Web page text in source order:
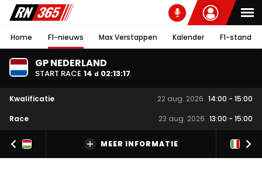
Home F1-nieuws Max Verstappen Kalender F1-stand
GP NEDERLAND
START RACE 14 d 02:13:17
Kwalificatie 22 aug. 2026 14:00 - 15:00
Race
23 aug. 2026 13:00 - 15:00
MEER INFORMATIE